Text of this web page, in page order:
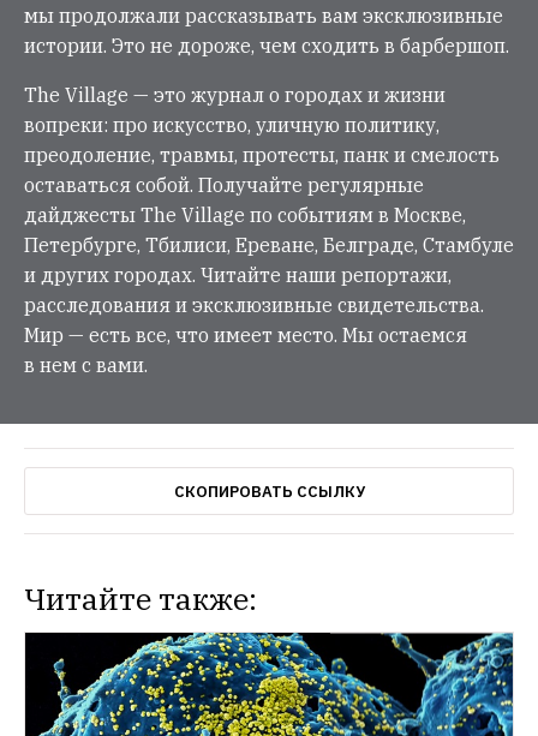
мы продолжали рассказывать вам эксклюзивные
истории. Это не дороже, чем сходить в барбершоп.
The Village — это журнал о городах и жизни
вопреки: про искусство, уличную политику,
преодоление, травмы, протесты, панк и смелость
оставаться собой. Получайте регулярные
дайджесты The Village по событиям в Москве,
Петербурге, Тбилиси, Ереване, Белграде, Стамбуле
и других городах. Читайте наши репортажи,
расследования и эксклюзивные свидетельства.
Мир — есть все, что имеет место. Мы остаемся
в нем с вами.
СКОПИРОВАТЬ ССЫЛКУ
Читайте также: